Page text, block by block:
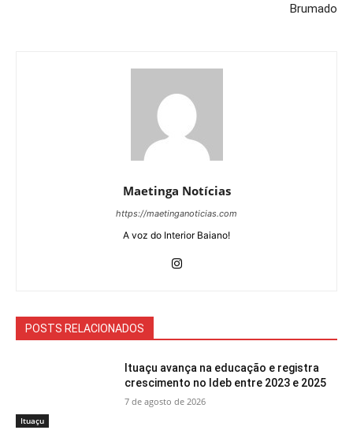
Brumado
Maetinga Notícias
https://maetinganoticias.com
A voz do Interior Baiano!
POSTS RELACIONADOS
Ituaçu
Ituaçu avança na educação e registra
crescimento no Ideb entre 2023 e 2025
7 de agosto de 2026